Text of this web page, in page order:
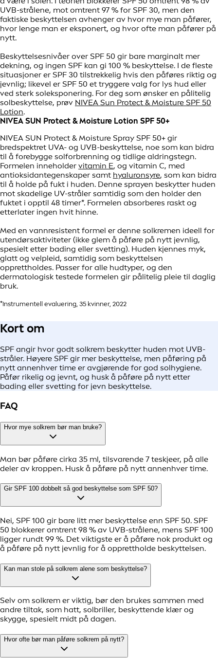
UVB-strålene, mot omtrent 97 % for SPF 30, men den
faktiske beskyttelsen avhenger av hvor mye man påfører,
hvor lenge man er eksponert, og hvor ofte man påfører på
nytt.
Beskyttelsesnivåer over SPF 50 gir bare marginalt mer
dekning, og ingen SPF kan gi 100 % beskyttelse. I de fleste
situasjoner er SPF 30 tilstrekkelig hvis den påføres riktig og
jevnlig; likevel er SPF 50 et tryggere valg for lys hud eller
ved sterk soleksponering. For deg som ønsker en pålitelig
solbeskyttelse, prøv NIVEA Sun Protect & Moisture SPF 50
Lotion.
NIVEA SUN Protect & Moisture Lotion SPF 50+
NIVEA SUN Protect & Moisture Spray SPF 50+ gir
bredspektret UVA- og UVB-beskyttelse, noe som kan bidra
til å forebygge solforbrenning og tidlige aldringstegn.
Formelen inneholder vitamin E, og vitamin C, med
antioksidantegenskaper samt hyaluronsyre, som kan bidra
til å holde på fukt i huden. Denne sprayen beskytter huden
mot skadelige UV-stråler samtidig som den holder den
fuktet i opptil 48 timer*. Formelen absorberes raskt og
etterlater ingen hvit hinne.
Med en vannresistent formel er denne solkremen ideell for
utendørsaktiviteter (ikke glem å påføre på nytt jevnlig,
spesielt etter bading eller svetting). Huden kjennes myk,
glatt og velpleid, samtidig som beskyttelsen
opprettholdes. Passer for alle hudtyper, og den
dermatologisk testede formelen gir pålitelig pleie til daglig
bruk.
*Instrumentell evaluering, 35 kvinner, 2022
Kort om
SPF angir hvor godt solkrem beskytter huden mot UVB-
stråler. Høyere SPF gir mer beskyttelse, men påføring på
nytt annenhver time er avgjørende for god solhygiene.
Påfør rikelig og jevnt, og husk å påføre på nytt etter
bading eller svetting for jevn beskyttelse.
FAQ
Hvor mye solkrem bør man bruke?
Man bør påføre cirka 35 ml, tilsvarende 7 teskjeer, på alle
deler av kroppen. Husk å påføre på nytt annenhver time.
Gir SPF 100 dobbelt så god beskyttelse som SPF 50?
Nei, SPF 100 gir bare litt mer beskyttelse enn SPF 50. SPF
50 blokkerer omtrent 98 % av UVB-strålene, mens SPF 100
ligger rundt 99 %. Det viktigste er å påføre nok produkt og
å påføre på nytt jevnlig for å opprettholde beskyttelsen.
Kan man stole på solkrem alene som beskyttelse?
Selv om solkrem er viktig, bør den brukes sammen med
andre tiltak, som hatt, solbriller, beskyttende klær og
skygge, spesielt midt på dagen.
Hvor ofte bør man påføre solkrem på nytt?